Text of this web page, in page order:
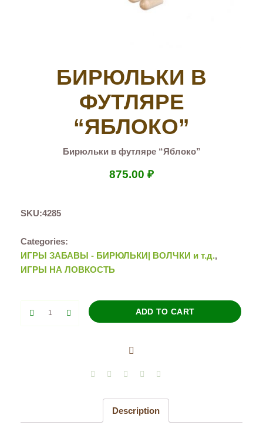
БИРЮЛЬКИ В
ФУТЛЯРЕ
“ЯБЛОКО”
Бирюльки в футляре “Яблоко”
875.00 ₽
SKU:4285
Categories:
ИГРЫ ЗАБАВЫ - БИРЮЛЬКИ| ВОЛЧКИ и т.д.,
ИГРЫ НА ЛОВКОСТЬ
ADD TO CART
Description